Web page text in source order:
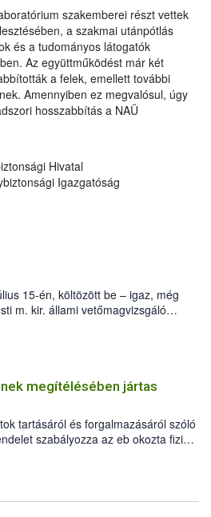
szakemberei részt vettek
a szakmai utánpótlás
és a tudományos látogatók
Az együttműködést már két
a felek, emellett további
Amennyiben ez megvalósul, úgy
hosszabbítás a NAÜ
Hivatal
Igazgatóság
15-én, költözött be – igaz, még
m. kir. állami vetőmagvizsgáló
szám alatti, Czigler Győző által
megítélésében jártas
tartásáról és forgalmazásáról szóló
szabályozza az eb okozta fizikai
keletkezésekor felmerülő
a veszélyes eb tartását és annak
megítélésében jártas szakértőt.